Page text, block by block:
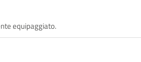
equipaggiato.